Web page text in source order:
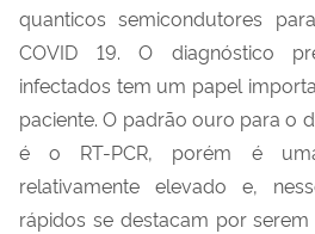
quanticos semicondutores
COVID 19. O diagnóstico
infectados tem um papel
paciente. O padrão ouro para o
é o RT-PCR, porém é
relativamente elevado e,
rápidos se destacam por